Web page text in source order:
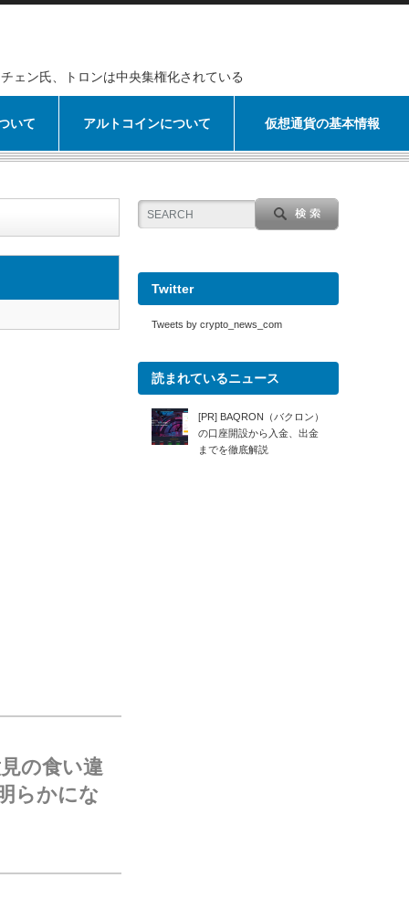
チェン氏、トロンは中央集権化されている
いて アルトコインについて 仮想通貨の基本情報
の食い違
らかにな
Twitter
Tweets by crypto_news_com
読まれているニュース
[PR] BAQRON（バクロン）
の口座開設から入金、出金
までを徹底解説